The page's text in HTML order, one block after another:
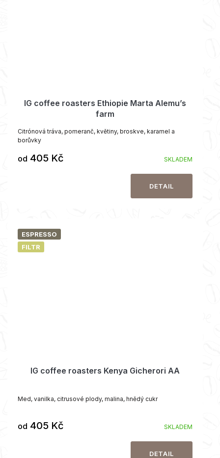
IG coffee roasters Ethiopie Marta Alemu’s
farm
SKLADEM
od 405 Kč
DETAIL
Citrónová tráva, pomeranč, květiny, broskve, karamel a
borůvky
ESPRESSO
FILTR
IG coffee roasters Kenya Gicherori AA
SKLADEM
od 405 Kč
DETAIL
Med, vanilka, citrusové plody, malina, hnědý cukr